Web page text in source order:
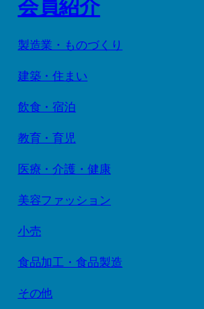
会員紹介
製造業・ものづくり
建築・住まい
飲食・宿泊
教育・育児
医療・介護・健康
美容ファッション
小売
食品加工・食品製造
その他